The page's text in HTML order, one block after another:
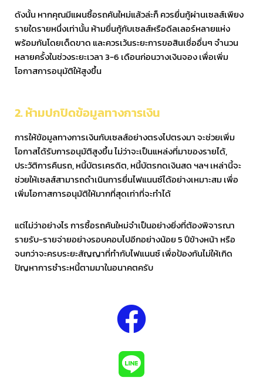
ดังนั้น หากคุณมีแผนซื้อรถคันใหม่แล้วล่ะก็ ควรยื่นกู้ผ่านเซลส์เพียง
รายใดรายหนึ่งเท่านั้น ห้ามยื่นกู้กับเซลส์หรือดีลเลอร์หลายแห่ง
พร้อมกันโดยเด็ดขาด และควรเว้นระยะการขอสินเชื่ออื่นๆ จำนวน
หลายครั้งในช่วงระยะเวลา 3-6 เดือนก่อนวางเงินจอง เพื่อเพิ่ม
โอกาสการอนุมัติให้สูงขึ้น
2. ห้ามปกปิดข้อมูลทางการเงิน
การให้ข้อมูลทางการเงินกับเซลส์อย่างตรงไปตรงมา จะช่วยเพิ่ม
โอกาสได้รับการอนุมัติสูงขึ้น ไม่ว่าจะเป็นแหล่งที่มาของรายได้,
ประวัติการคืนรถ, หนี้บัตรเครดิต, หนี้บัตรกดเงินสด ฯลฯ เหล่านี้จะ
ช่วยให้เซลส์สามารถดำเนินการยื่นไฟแนนซ์ได้อย่างเหมาะสม เพื่อ
เพิ่มโอกาสการอนุมัติให้มากที่สุดเท่าที่จะทำได้
แต่ไม่ว่าอย่างไร การซื้อรถคันใหม่จำเป็นอย่างยิ่งที่ต้องพิจารณา
รายรับ-รายจ่ายอย่างรอบคอบไปอีกอย่างน้อย 5 ปีข้างหน้า หรือ
จนกว่าจะครบระยะสัญญาที่ทำกับไฟแนนซ์ เพื่อป้องกันไม่ให้เกิด
ปัญหาการชำระหนี้ตามมาในอนาคตครับ